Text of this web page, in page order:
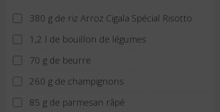
380 g de riz Arroz Cigala Spécial Risotto
1,2 l de bouillon de légumes
70 g de beurre
260 g de champignons
85 g de parmesan râpé